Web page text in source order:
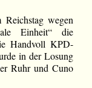
wegen
Einheit“ die
Handvoll KPD-
in der Losung
Ruhr und Cuno